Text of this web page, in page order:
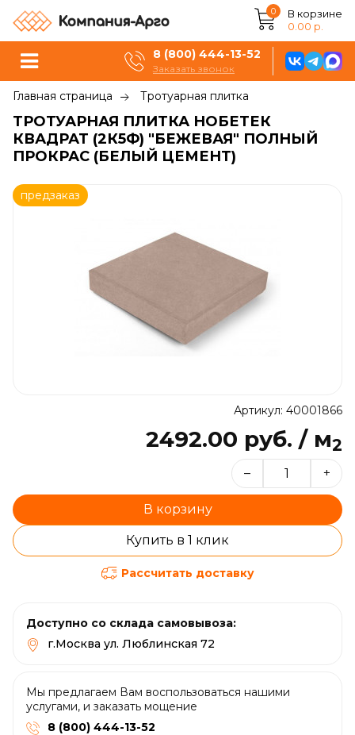
0
В корзине
0.00 р.
8 (800) 444-13-52
Заказать звонок
Главная страница Тротуарная плитка
ТРОТУАРНАЯ ПЛИТКА НОБЕТЕК
КВАДРАТ (2К5Ф) "БЕЖЕВАЯ" ПОЛНЫЙ
ПРОКРАС (БЕЛЫЙ ЦЕМЕНТ)
предзаказ
Артикул: 40001866
2492.00 руб. / м2
– +
В корзину
Купить в 1 клик
Рассчитать доставку
Доступно со склада самовывоза:
г.Москва ул. Люблинская 72
Мы предлагаем Вам воспользоваться нашими
услугами, и заказать мощение
8 (800) 444-13-52